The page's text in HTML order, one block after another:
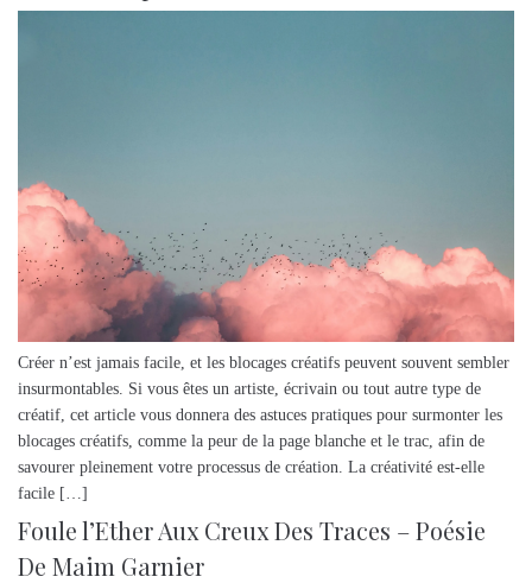
Créer n’est jamais facile, et les blocages créatifs peuvent souvent sembler
insurmontables. Si vous êtes un artiste, écrivain ou tout autre type de
créatif, cet article vous donnera des astuces pratiques pour surmonter les
blocages créatifs, comme la peur de la page blanche et le trac, afin de
savourer pleinement votre processus de création. La créativité est-elle
facile […]
Foule l’Ether Aux Creux Des Traces – Poésie
De Maim Garnier